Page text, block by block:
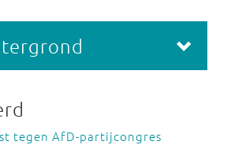
tegen AfD-partijcongres